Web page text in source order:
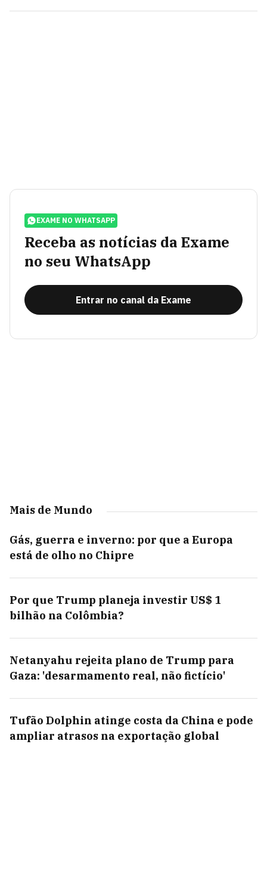
EXAME NO WHATSAPP
Receba as notícias da Exame
no seu WhatsApp
Entrar no canal da Exame
Mais de Mundo
Gás, guerra e inverno: por que a Europa
está de olho no Chipre
Por que Trump planeja investir US$ 1
bilhão na Colômbia?
Netanyahu rejeita plano de Trump para
Gaza: 'desarmamento real, não fictício'
Tufão Dolphin atinge costa da China e pode
ampliar atrasos na exportação global